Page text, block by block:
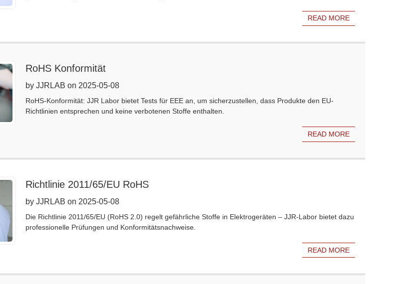
READ MORE
RoHS Konformität
by JJRLAB on 2025-05-08
RoHS-Konformität: JJR Labor bietet Tests für EEE an, um sicherzustellen, dass Produkte den EU-
Richtlinien entsprechen und keine verbotenen Stoffe enthalten.
READ MORE
Richtlinie 2011/65/EU RoHS
by JJRLAB on 2025-05-08
Die Richtlinie 2011/65/EU (RoHS 2.0) regelt gefährliche Stoffe in Elektrogeräten – JJR-Labor bietet dazu
professionelle Prüfungen und Konformitätsnachweise.
READ MORE